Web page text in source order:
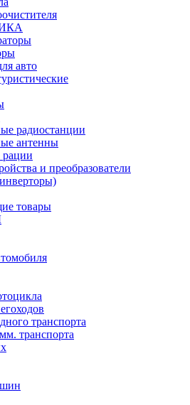
авто
радиостанции
антенны
и преобразователи
товары
транспорта
транспорта